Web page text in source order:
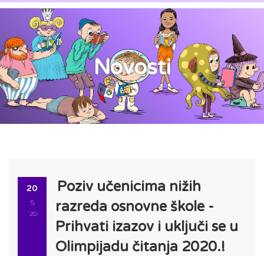
Novosti
20
5
'20
Poziv učenicima nižih
razreda osnovne škole -
Prihvati izazov i uključi se u
Olimpijadu čitanja 2020.!